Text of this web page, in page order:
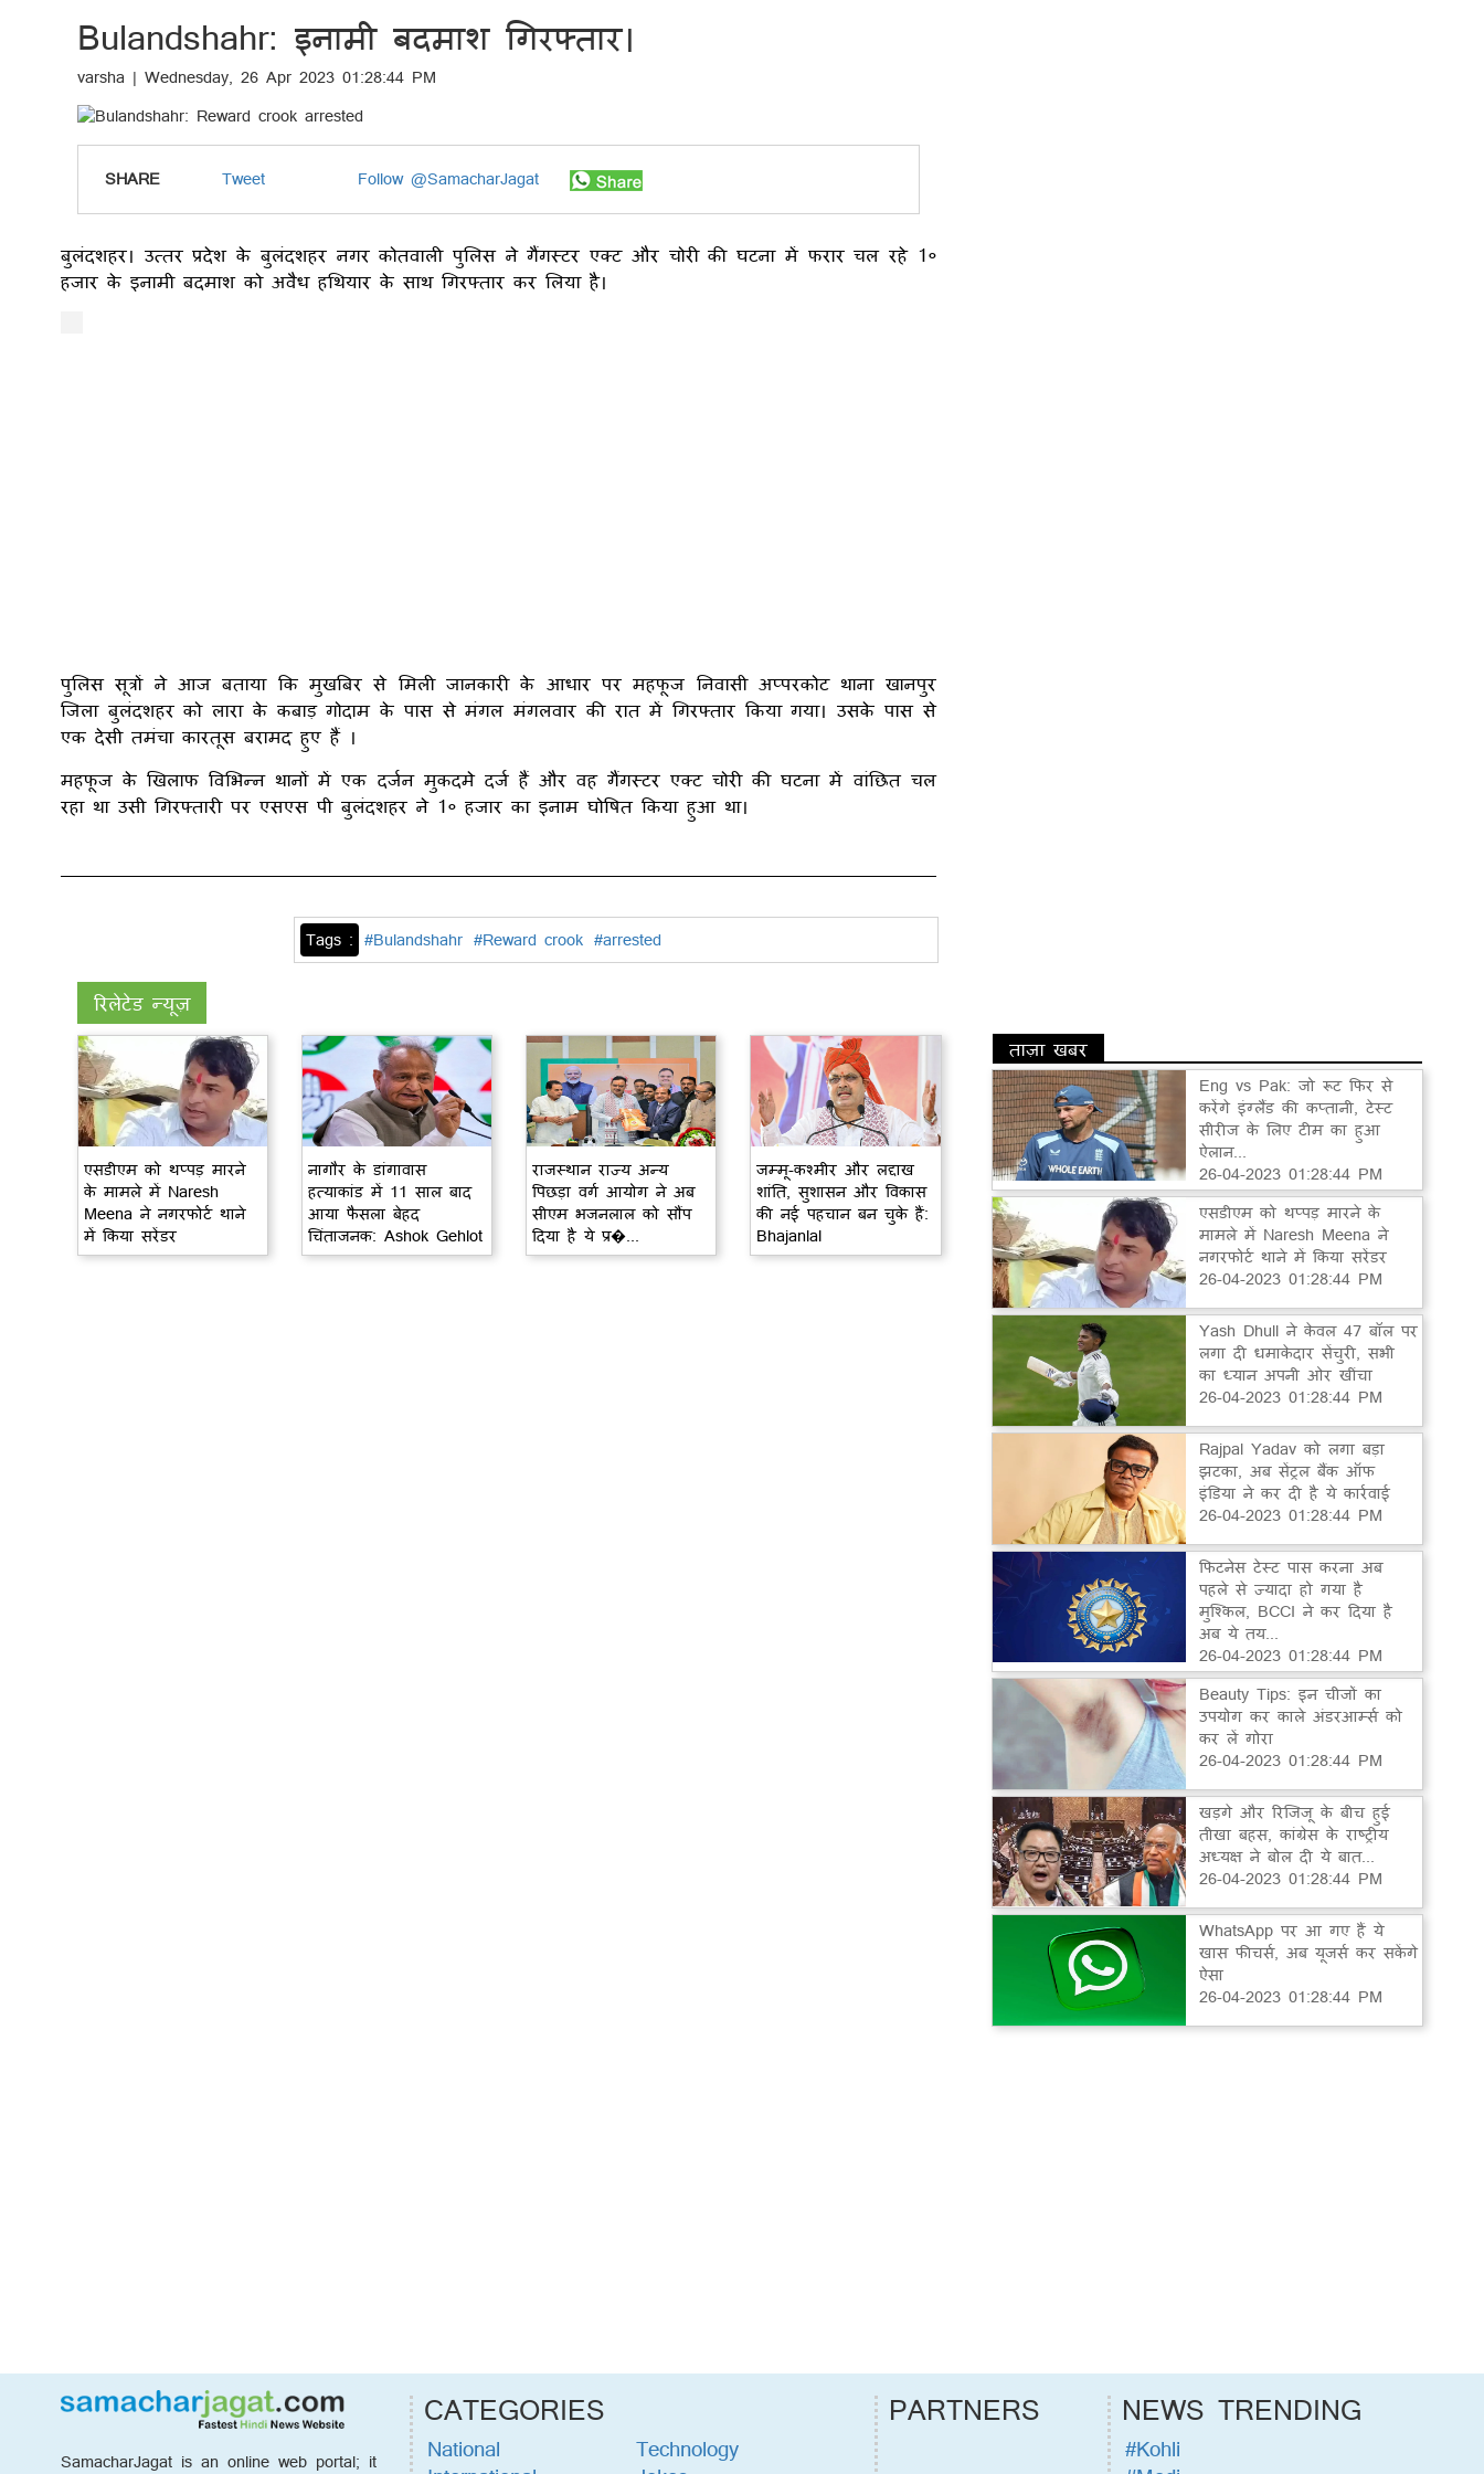
Bulandshahr: इनामी बदमाश गिरफ्तार।
varsha | Wednesday, 26 Apr 2023 01:28:44 PM
SHARE Tweet Follow @SamacharJagat
बुलंदशहर। उत्तर प्रदेश के बुलंदशहर नगर कोतवाली पुलिस ने गैंगस्टर एक्ट और चोरी की घटना में फरार चल रहे 1०
हजार के इनामी बदमाश को अवैध हथियार के साथ गिरफ्तार कर लिया है।
पुलिस सूत्रों ने आज बताया कि मुखबिर से मिली जानकारी के आधार पर महफूज निवासी अप्परकोट थाना खानपुर
जिला बुलंदशहर को लारा के कबाड़ गोदाम के पास से मंगल मंगलवार की रात में गिरफ्तार किया गया। उसके पास से
एक देसी तमंचा कारतूस बरामद हुए हैं ।
महफूज के खिलाफ विभिन्न थानों में एक दर्जन मुकदमे दर्ज हैं और वह गैंगस्टर एक्ट चोरी की घटना में वांछित चल
रहा था उसी गिरफ्तारी पर एसएस पी बुलंदशहर ने 1० हजार का इनाम घोषित किया हुआ था।
Tags : #Bulandshahr #Reward crook #arrested
रिलेटेड न्यूज़
एसडीएम को थप्पड़ मारने
के मामले में Naresh
Meena ने नगरफोर्ट थाने
में किया सरेंडर
नागौर के डांगावास
हत्याकांड में 11 साल बाद
आया फैसला बेहद
चिंताजनक: Ashok Gehlot
राजस्थान राज्य अन्य
पिछड़ा वर्ग आयोग ने अब
सीएम भजनलाल को सौंप
दिया है ये प्र�...
जम्मू-कश्मीर और लद्दाख
शांति, सुशासन और विकास
की नई पहचान बन चुके हैं:
Bhajanlal
ताज़ा खबर
Eng vs Pak: जो रूट फिर से
करेंगे इंग्लैंड की कप्तानी, टेस्ट
सीरीज के लिए टीम का हुआ
ऐलान...
26-04-2023 01:28:44 PM
एसडीएम को थप्पड़ मारने के
मामले में Naresh Meena ने
नगरफोर्ट थाने में किया सरेंडर
26-04-2023 01:28:44 PM
Yash Dhull ने केवल 47 बॉल पर
लगा दी धमाकेदार सेंचुरी, सभी
का ध्यान अपनी ओर खींचा
26-04-2023 01:28:44 PM
Rajpal Yadav को लगा बड़ा
झटका, अब सेंट्रल बैंक ऑफ
इंडिया ने कर दी है ये कार्रवाई
26-04-2023 01:28:44 PM
फिटनेस टेस्ट पास करना अब
पहले से ज्यादा हो गया है
मुश्किल, BCCI ने कर दिया है
अब ये तय...
26-04-2023 01:28:44 PM
Beauty Tips: इन चीजों का
उपयोग कर काले अंडरआर्म्स को
कर लें गोरा
26-04-2023 01:28:44 PM
खड़गे और रिजिजू के बीच हुई
तीखा बहस, कांग्रेस के राष्ट्रीय
अध्यक्ष ने बोल दी ये बात...
26-04-2023 01:28:44 PM
WhatsApp पर आ गए हैं ये
खास फीचर्स, अब यूजर्स कर सकेंगे
ऐसा
26-04-2023 01:28:44 PM
SamacharJagat is an online web portal; it
CATEGORIES
National
Technology
PARTNERS NEWS TRENDING
#Kohli